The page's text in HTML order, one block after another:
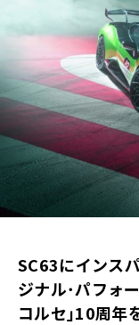
SC63にインス
ジナル･パフォ
コルセ｣10周年